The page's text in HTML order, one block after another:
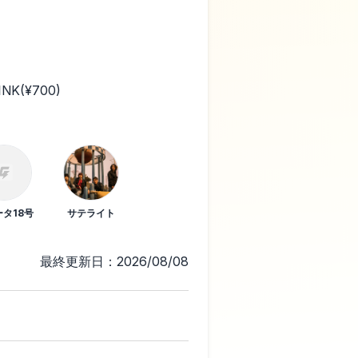
タ18号 サテライト
最終更新日：2026/08/08